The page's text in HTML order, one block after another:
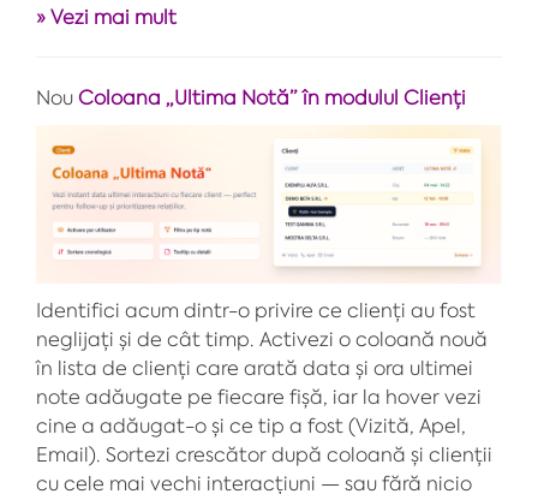
» Vezi mai mult
Nou Coloana „Ultima Notă” în modulul Clienți
Identifici acum dintr-o privire ce clienți au fost
neglijați și de cât timp. Activezi o coloană nouă
în lista de clienți care arată data și ora ultimei
note adăugate pe fiecare fișă, iar la hover vezi
cine a adăugat-o și ce tip a fost (Vizită, Apel,
Email). Sortezi crescător după coloană și clienții
cu cele mai vechi interacțiuni — sau fără nicio